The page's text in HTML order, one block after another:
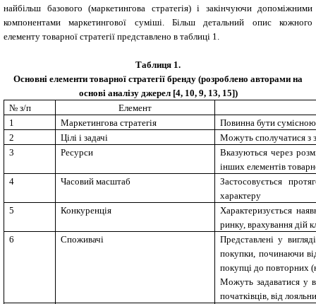
найбільш базового (маркетингова стратегія) і закінчуючи допоміжними
компонентами маркетингової суміші. Більш детальний опис кожного
елементу товарної стратегії представлено в таблиці 1.
Таблиця 1.
Основні елементи товарної стратегії бренду (розроблено авторами на
основі аналізу джерел [4, 10, 9, 13, 15])
№ з/п
Елемент
1
Маркетингова стратегія
Повинна бути сумісною
2
Цілі і задачі
Можуть сполучатися з
3
Ресурси
Вказуються через
інших елементів
4
Часовий масштаб
Застосовується
характеру
5
Конкуренція
Характеризується
ринку, врахування дій
6
Споживачі
Представлені у
покупки, починаючи
покупці до повторних
Можуть задаватися у
початківців, від